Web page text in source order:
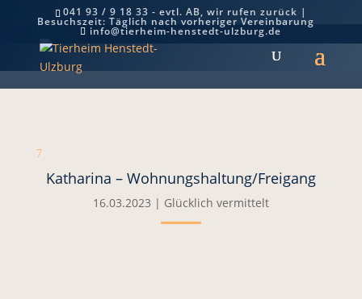
041 93 / 9 18 33 - evtl. AB, wir rufen zurück |
Besuchszeit: Täglich nach vorheriger Vereinbarung
info@tierheim-henstedt-ulzburg.de
Katharina – Wohnungshaltung/Freigang
7
Katharina – Wohnungshaltung/Freigang
16.03.2023 | Glücklich vermittelt